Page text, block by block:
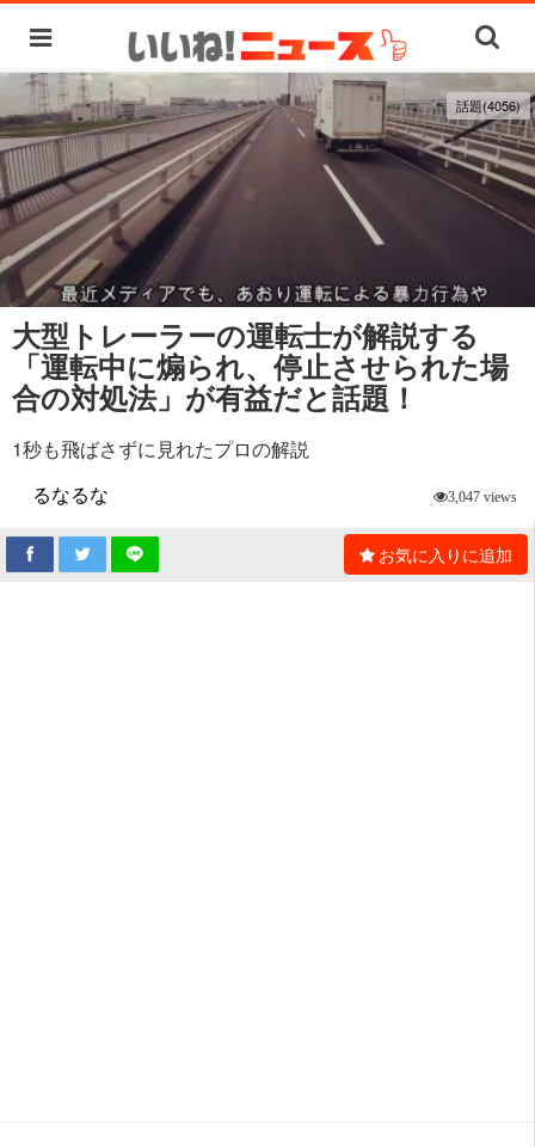
話題(4056)
大型トレーラーの運転士が解説する
「運転中に煽られ、停止させられた場
合の対処法」が有益だと話題！
1秒も飛ばさずに見れたプロの解説
るなるな
3,047 views
お気に入りに追加